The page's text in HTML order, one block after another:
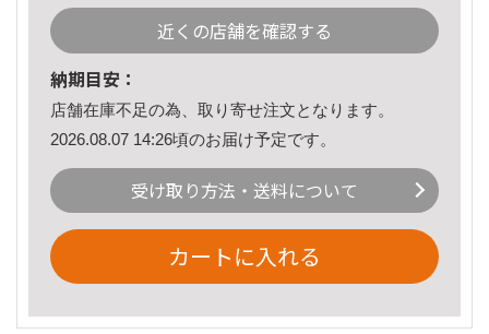
近くの店舗を確認する
納期目安：
店舗在庫不足の為、取り寄せ注文となります。
2026.08.07 14:26頃のお届け予定です。
受け取り方法・送料について
カートに入れる